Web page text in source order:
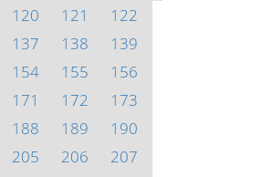
120 121
122
137 138
139
154 155
156
171 172
173
188 189
190
205 206
207